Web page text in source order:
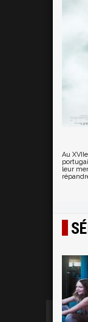
Au
leur